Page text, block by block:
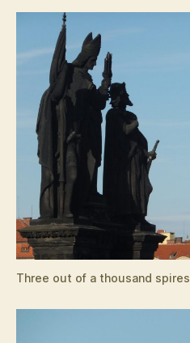
Three out of a thousand spires